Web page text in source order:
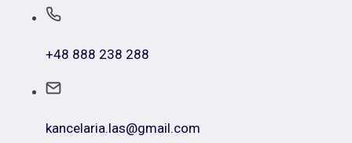
+48 888 238 288
kancelaria.las@gmail.com